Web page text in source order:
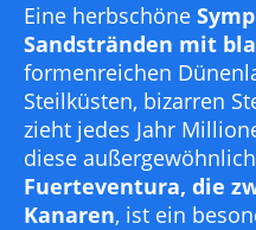
Eine herbschöne
Sandstränden mit
formenreichen
Steilküsten, bizarren
zieht jedes Jahr
diese
Fuerteventura, die
Kanaren, ist ein